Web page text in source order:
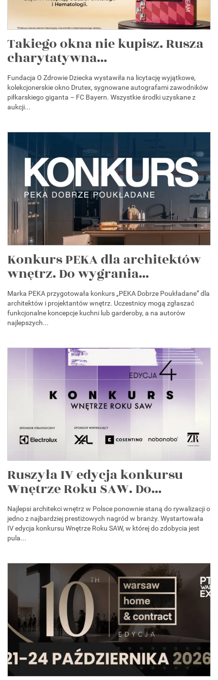
Takiego okna nie kupisz. Rusza
charytatywna...
Fundacja O Zdrowie Dziecka wystawiła na licytację wyjątkowe,
kolekcjonerskie okno Drutex, sygnowane autografami zawodników
piłkarskiego giganta – FC Bayern. Wszystkie środki uzyskane z
aukcji...
Konkurs PEKA dla architektów
wnętrz. Do wygrania...
Marka PEKA przygotowała konkurs „PEKA Dobrze Poukładane” dla
architektów i projektantów wnętrz. Uczestnicy mogą zgłaszać
funkcjonalne koncepcje kuchni lub garderoby, a na autorów
najlepszych...
Ruszyła IV edycja konkursu
Wnętrze Roku SAW. Do...
Najlepsi architekci wnętrz w Polsce ponownie staną do rywalizacji o
jedno z najbardziej prestiżowych nagród w branży. Wystartowała
IV edycja konkursu Wnętrze Roku SAW, w której do zdobycia jest
pula...